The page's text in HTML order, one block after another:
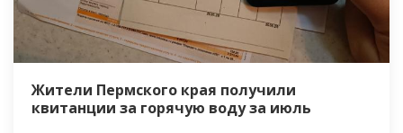
Жители Пермского края получили
квитанции за горячую воду за июль